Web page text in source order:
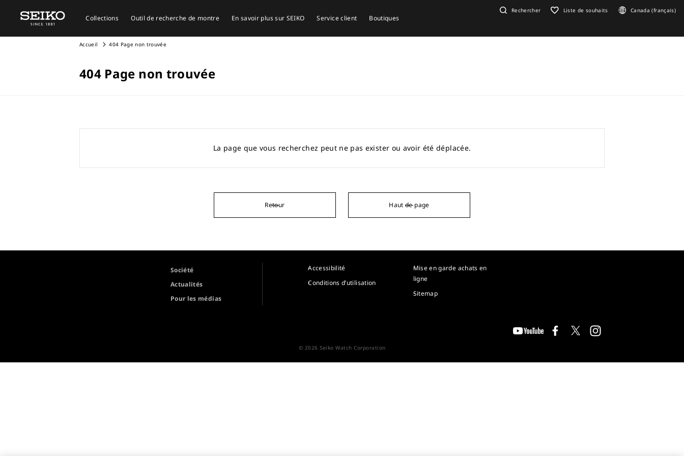
Collections Outil de recherche de montre En savoir plus sur SEIKO Service client Boutiques
Rechercher Liste de souhaits Canada (français)
Accueil 404 Page non trouvée
404 Page non trouvée
La page que vous recherchez peut ne pas exister ou avoir été déplacée.
Retour Haut de page
Société
Actualités
Pour les médias
Accessibilité
Conditions d’utilisation
Mise en garde achats en
ligne
Sitemap
© 2026 Seiko Watch Corporation